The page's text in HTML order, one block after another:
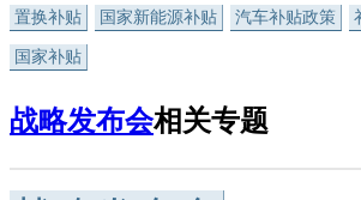
置换补贴 国家新能源补贴 汽车补贴政策
国家补贴
战略发布会相关专题